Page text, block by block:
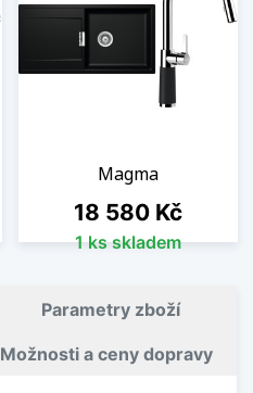
Magma
Cena
18 580 Kč
1 ks skladem
Parametry zboží
Možnosti a ceny dopravy